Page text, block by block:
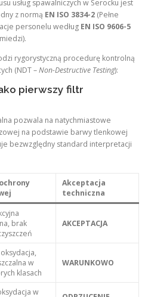
usług spawalniczych w Serocku jest
z normą EN ISO 3834-2 (Pełne
personelu według EN ISO 9606-5
rygorystyczną procedurę kontrolną
(NDT –Non-Destructive Testing):
pierwszy filtr
pozwala na natychmiastowe
na podstawie barwy tlenkowej
bezwzględny standard interpretacji
Akceptacja
techniczna
brak
AKCEPTACJA
w
klasach
WARUNKOWO
w